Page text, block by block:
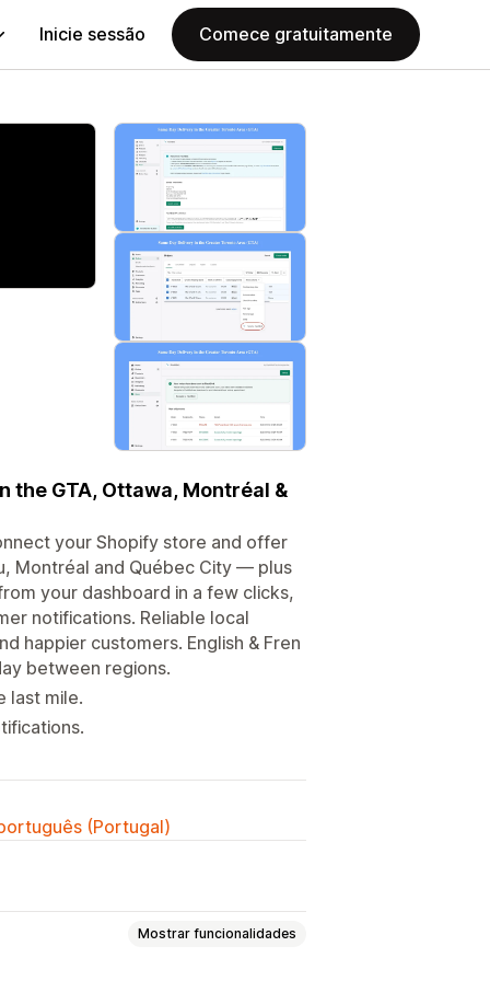
Inicie sessão Comece gratuitamente
GTA, Ottawa, Montréal &
your Shopify store and offer
Montréal and Québec City — plus
your dashboard in a few clicks,
notifications. Reliable local
happier customers. English & Fren
between regions.
last mile.
(Portugal)
Mostrar funcionalidades